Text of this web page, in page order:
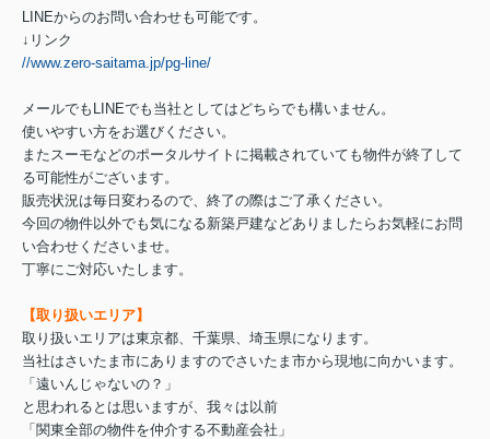
LINEからのお問い合わせも可能です。
↓リンク
//www.zero-saitama.jp/pg-line/
メールでもLINEでも当社としてはどちらでも構いません。
使いやすい方をお選びください。
またスーモなどのポータルサイトに掲載されていても物件が終了して
る可能性がございます。
販売状況は毎日変わるので、終了の際はご了承ください。
今回の物件以外でも気になる新築戸建などありましたらお気軽にお問
い合わせくださいませ。
丁寧にご対応いたします。
【取り扱いエリア】
取り扱いエリアは東京都、千葉県、埼玉県になります。
当社はさいたま市にありますのでさいたま市から現地に向かいます。
「遠いんじゃないの？」
と思われるとは思いますが、我々は以前
「関東全部の物件を仲介する不動産会社」